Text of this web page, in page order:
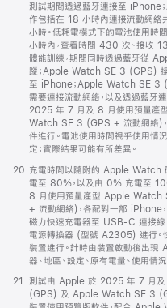
測試期間透過藍牙連接至
作包括在 18 小時內連接流動網
小時。低耗電模式下的電池使用時
小時內，查看時間 430 次、接收
體能訓練，期間同時透過藍牙從
蹤；Apple Watch SE 3 (GPS)
至 iPhone；Apple Watch SE 3
需要連接流動網絡，以及透過藍
2025 年 7 月及 8 月使用預量
Watch SE 3 (GPS + 流動網絡)，
件進行。電池使用時間視乎使用情
定；實際結果可能有所差異。
註
20. 充電時間以隨附的 Apple Watch
電至 80%，以及由 0% 充電至
8 月使用預量產型 Apple
+ 流動網絡)，各配對一部 iPhone
磁力快速充電器至 USB-C 連接
電源轉換器 (型號 A2305) 進行
裝置進行。計時由裝置啟動後出現
器、地區、設定、原有電量、使用情
註
21. 測試由 Apple 於 2025 年 7 月
(GPS) 及 Apple Watch SE 3